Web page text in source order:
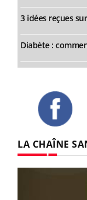
3 idées reçues
Diabète :
LA CHAÎNE